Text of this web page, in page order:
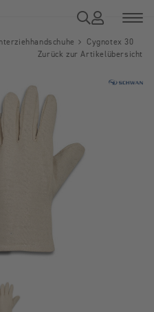
Cygnotex 30
Zurück zur Artikelübersicht